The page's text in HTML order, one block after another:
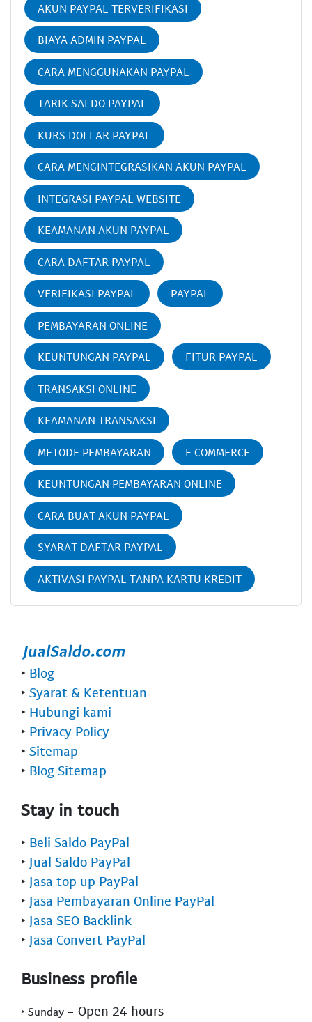
AKUN PAYPAL TERVERIFIKASI
BIAYA ADMIN PAYPAL
CARA MENGGUNAKAN PAYPAL
TARIK SALDO PAYPAL
KURS DOLLAR PAYPAL
CARA MENGINTEGRASIKAN AKUN PAYPAL
INTEGRASI PAYPAL WEBSITE
KEAMANAN AKUN PAYPAL
CARA DAFTAR PAYPAL
VERIFIKASI PAYPAL PAYPAL
PEMBAYARAN ONLINE
KEUNTUNGAN PAYPAL FITUR PAYPAL
TRANSAKSI ONLINE
KEAMANAN TRANSAKSI
METODE PEMBAYARAN E COMMERCE
KEUNTUNGAN PEMBAYARAN ONLINE
CARA BUAT AKUN PAYPAL
SYARAT DAFTAR PAYPAL
AKTIVASI PAYPAL TANPA KARTU KREDIT
‣ Blog
‣ Syarat & Ketentuan
‣ Hubungi kami
‣ Privacy Policy
‣ Sitemap
‣ Blog Sitemap
Stay in touch
‣ Beli Saldo PayPal
‣ Jual Saldo PayPal
‣ Jasa top up PayPal
‣ Jasa Pembayaran Online PayPal
‣ Jasa SEO Backlink
‣ Jasa Convert PayPal
Business profile
‣ Sunday - Open 24 hours